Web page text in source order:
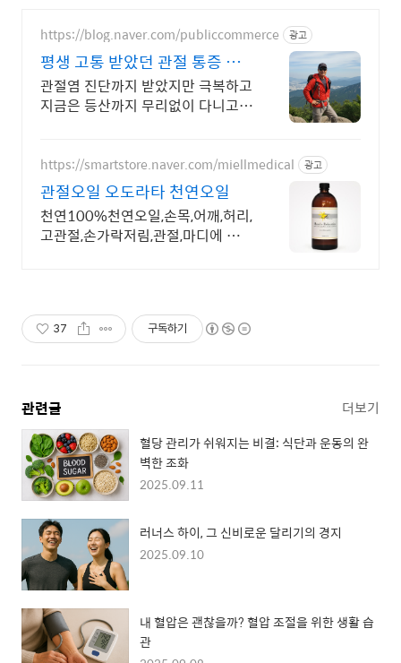
https://blog.naver.com/publiccommerce 광고
평생 고통 받았던 관절 통증 이
제는 극복했습니다.
관절염 진단까지 받았지만 극복하고
지금은 등산까지 무리없이 다니고
https://smartstore.naver.com/miellmedical 광고
관절오일 오도라타 천연오일
천연100%천연오일,손목,어깨,허리,
고관절,손가락저림,관절,마디에 바르
37 구독하기
관련글 더보기
혈당 관리가 쉬워지는 비결: 식단과 운동의 완
벽한 조화
2025.09.11
러너스 하이, 그 신비로운 달리기의 경지
2025.09.10
내 혈압은 괜찮을까? 혈압 조절을 위한 생활 습
관